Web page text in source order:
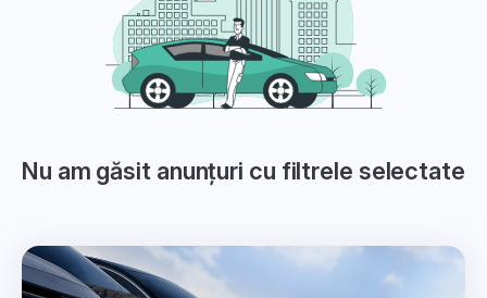
Nu am găsit anunțuri cu filtrele selectate